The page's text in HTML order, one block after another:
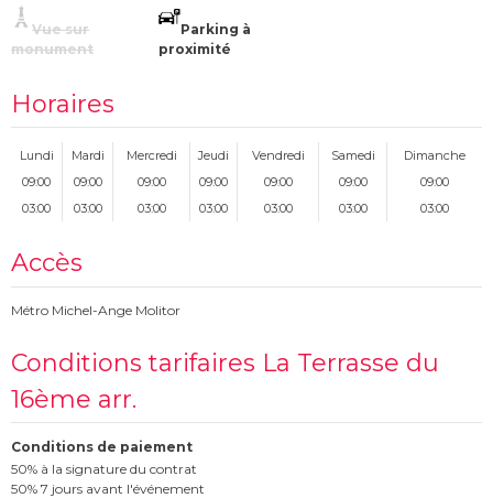
Vue sur
monument
Parking à
proximité
Horaires
Lundi Mardi Mercredi Jeudi Vendredi Samedi
Dimanche
09:00
09:00 09:00 09:00 09:00 09:00
09:00
03:00
03:00 03:00 03:00 03:00 03:00 03:00
Accès
Métro Michel-Ange Molitor
Conditions tarifaires La Terrasse du
16ème arr.
Conditions de paiement
50% à la signature du contrat
50% 7 jours avant l'événement